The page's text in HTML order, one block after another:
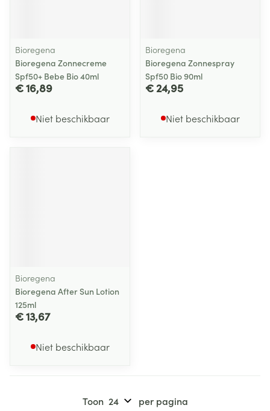
Bioregena
Bioregena Zonnecreme
Spf50+ Bebe Bio 40ml
€ 16,89
Niet beschikbaar
Bioregena
Bioregena Zonnespray
Spf50 Bio 90ml
€ 24,95
Niet beschikbaar
Bioregena
Bioregena After Sun Lotion
125ml
€ 13,67
Niet beschikbaar
Toon per pagina